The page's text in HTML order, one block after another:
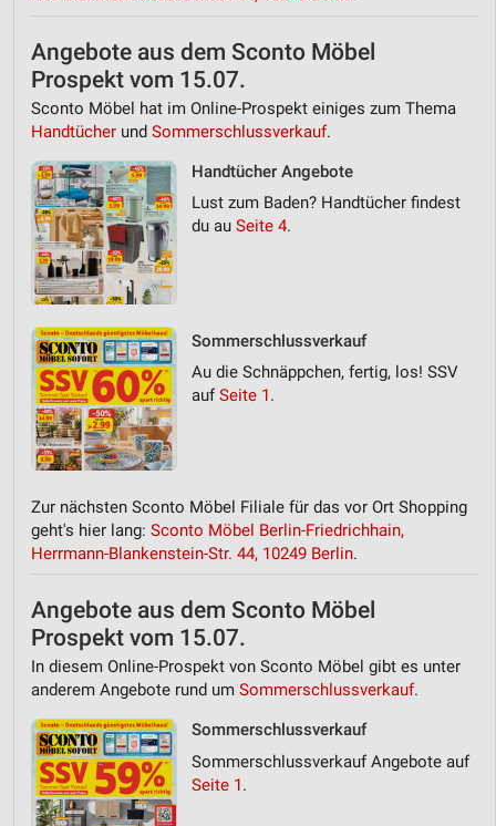
Angebote aus dem Sconto Möbel
Prospekt vom 15.07.
Sconto Möbel hat im Online-Prospekt einiges zum Thema
Handtücher und Sommerschlussverkauf.
Handtücher Angebote
Lust zum Baden? Handtücher findest
du au Seite 4.
Sommerschlussverkauf
Au die Schnäppchen, fertig, los! SSV
aufSeite 1.
Zur nächsten Sconto Möbel Filiale für das vor Ort Shopping
geht's hier lang: Sconto Möbel Berlin-Friedrichhain,
Herrmann-Blankenstein-Str. 44, 10249 Berlin.
Angebote aus dem Sconto Möbel
Prospekt vom 15.07.
In diesem Online-Prospekt von Sconto Möbel gibt es unter
anderem Angebote rund um Sommerschlussverkauf.
Sommerschlussverkauf
Sommerschlussverkauf Angebote auf
Seite 1.